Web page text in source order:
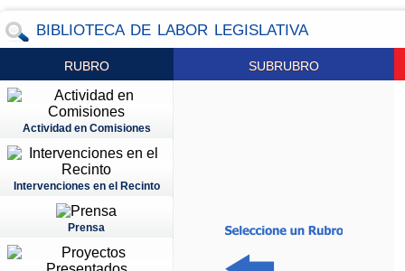
BIBLIOTECA DE LABOR LEGISLATIVA
RUBRO
Actividad en Comisiones
Intervenciones en el Recinto
Prensa
SUBRUBRO